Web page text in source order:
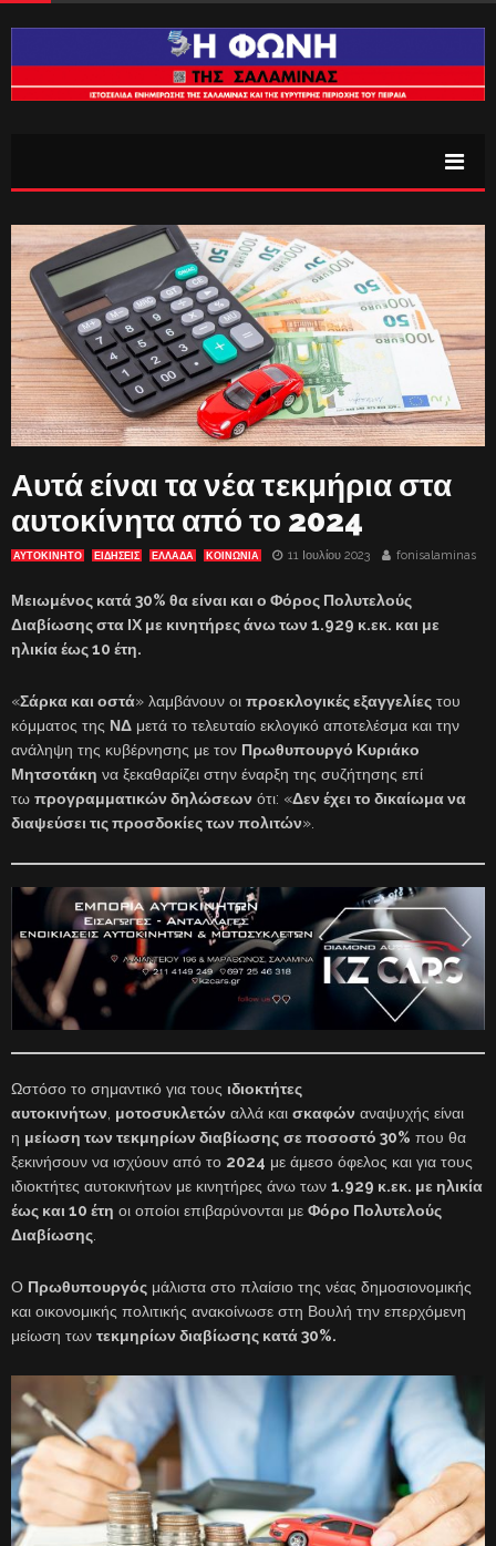
Αυτά είναι τα νέα τεκμήρια στα
αυτοκίνητα από το 2024
ΑΥΤΟΚΙΝΗΤΟ ΕΙΔΗΣΕΙΣ ΕΛΛΑΔΑ ΚΟΙΝΩΝΙΑ 11 Ιουλίου 2023 fonisalaminas
Μειωμένος κατά 30% θα είναι και ο Φόρος Πολυτελούς
Διαβίωσης στα ΙΧ με κινητήρες άνω των 1.929 κ.εκ. και με
ηλικία έως 10 έτη.
«Σάρκα και οστά» λαμβάνουν οι προεκλογικές εξαγγελίες του
κόμματος της ΝΔ μετά το τελευταίο εκλογικό αποτελέσμα και την
ανάληψη της κυβέρνησης με τον Πρωθυπουργό Κυριάκο
Μητσοτάκη να ξεκαθαρίζει στην έναρξη της συζήτησης επί
τω προγραμματικών δηλώσεων ότι: «Δεν έχει το δικαίωμα να
διαψεύσει τις προσδοκίες των πολιτών».
Ωστόσο το σημαντικό για τους ιδιοκτήτες
αυτοκινήτων μοτοσυκλετών αλλά και σκαφών αναψυχής είναι
η μείωση των τεκμηρίων διαβίωσης σε ποσοστό 30% που θα
ξεκινήσουν να ισχύουν από το 2024 με άμεσο όφελος και για τους
ιδιοκτήτες αυτοκινήτων με κινητήρες άνω των 1.929 κ.εκ. με ηλικία
έως και 10 έτη οι οποίοι επιβαρύνονται με Φόρο Πολυτελούς
Διαβίωσης
Ο Πρωθυπουργός μάλιστα στο πλαίσιο της νέας δημοσιονομικής
και οικονομικής πολιτικής ανακοίνωσε στη Βουλή την επερχόμενη
μείωση των τεκμηρίων διαβίωσης κατά 30%.